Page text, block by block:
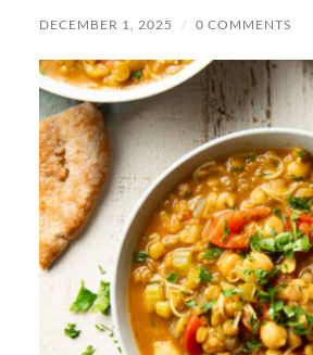
DECEMBER 1, 2025 / 0 COMMENTS